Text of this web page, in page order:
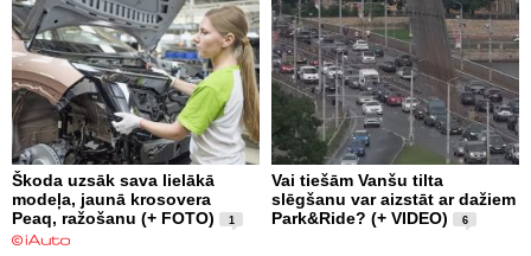
Škoda uzsāk sava lielākā
modeļa, jaunā krosovera
Peaq, ražošanu (+ FOTO)
1
Vai tiešām Vanšu tilta
slēgšanu var aizstāt ar dažiem
Park&Ride? (+ VIDEO)
6